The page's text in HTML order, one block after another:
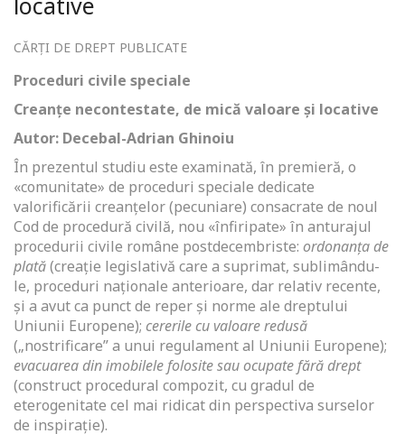
CĂRȚI DE DREPT PUBLICATE
Proceduri civile speciale
Creanțe necontestate, de mică valoare și locative
Autor: Decebal-Adrian Ghinoiu
În prezentul studiu este examinată, în premieră, o
«comunitate» de proceduri speciale dedicate
valorificării creanțelor (pecuniare) consacrate de noul
Cod de procedură civilă, nou «înfiripate» în anturajul
procedurii civile române postdecembriste: ordonanța de
plată(creație legislativă care a suprimat, sublimându-
le, proceduri naționale anterioare, dar relativ recente,
și a avut ca punct de reper și norme ale dreptului
Uniunii Europene); cererile cu valoare redusă
(„nostrificare” a unui regulament al Uniunii Europene);
evacuarea din imobilele folosite sau ocupate fără drept
(construct procedural compozit, cu gradul de
eterogenitate cel mai ridicat din perspectiva surselor
de inspirație).